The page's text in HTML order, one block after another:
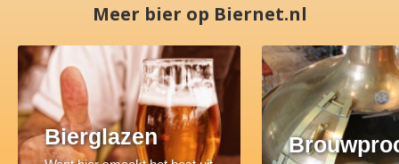
Meer bier op Biernet.nl
Bierglazen